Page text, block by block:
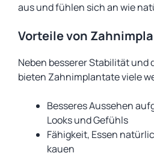
aus und fühlen sich an wie
Vorteile von
Neben besserer Stabilität und
bieten Zahnimplantate viele
Besseres Aussehen
Looks und Gefühls
Fähigkeit, Essen
kauen